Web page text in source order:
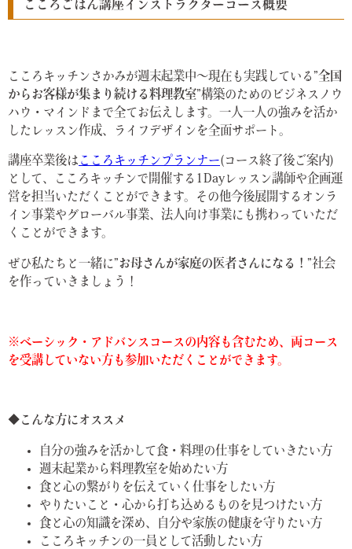
こころごはん講座インストラクターコース概要
こころキッチンさかみが週末起業中〜現在も実践している ”全国
からお客様が集まり続ける料理教室”構築のためのビジネスノウ
ハウ・マインドまで全てお伝えします。一人一人の強みを活か
したレッスン作成、ライフデザインを全面サポート。
講座卒業後は こころキッチンプランナー(コース終了後ご案内)
として、こころキッチンで開催する1Dayレッスン講師や企画運
営を担当いただくことができます。その他今後展開するオンラ
イン事業やグローバル事業、法人向け事業にも携わっていただ
くことができます。
ぜひ私たちと一緒に”お母さんが家庭の医者さんになる！”社会
を作っていきましょう！
※ベーシック・アドバンスコースの内容も含むため、両コース
を受講していない方も参加いただくことができます。
◆こんな方にオススメ
自分の強みを活かして食・料理の仕事をしていきたい方
週末起業から料理教室を始めたい方
食と心の繋がりを伝えていく仕事をしたい方
やりたいこと・心から打ち込めるものを見つけたい方
食と心の知識を深め、自分や家族の健康を守りたい方
こころキッチンの一員として活動したい方